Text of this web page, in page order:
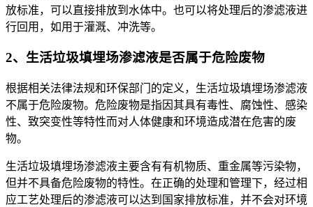
放标准，可以直接排放到水体中。也可以将处理后的渗滤液进
行回用，如用于灌溉、冲洗等。
2、生活垃圾填埋场渗滤液是否属于危险废物
根据相关法律法规和环保部门的定义，生活垃圾填埋场渗滤液
不属于危险废物。危险废物是指因其具有毒性、腐蚀性、感染
性、致突变性等特性而对人体健康和环境造成潜在危害的废
物。
生活垃圾填埋场渗滤液主要含有有机物质、重金属等污染物，
但并不具备危险废物的特性。在正确的处理和管理下，经过相
应工艺处理后的渗滤液可以达到国家排放标准，并不会对环境